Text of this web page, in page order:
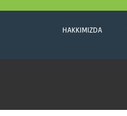
HAKKIMIZDA